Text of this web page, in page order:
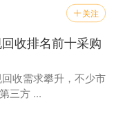
 关注
收排名前十采购
收需求攀升，不少市
三方 ...